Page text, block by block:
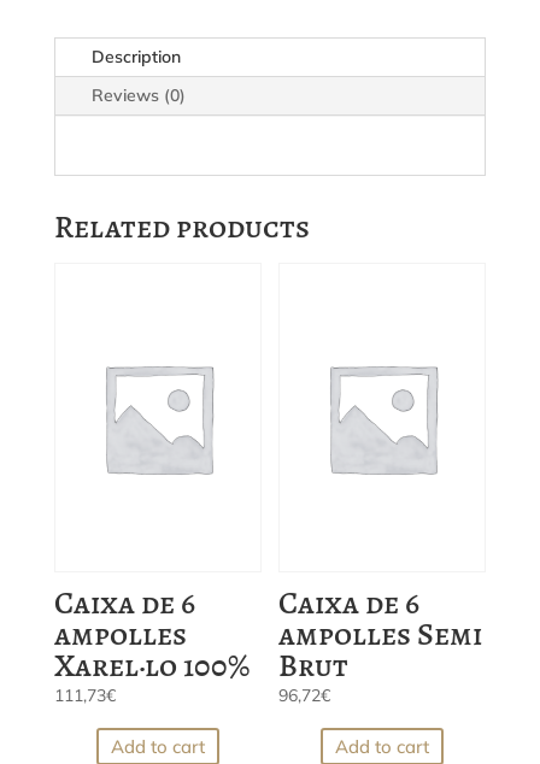
2019
quantityDescription
Reviews (0)
Related products
Caixa de 6
ampolles
Xarel·lo 100%
111,73€
Add to cart
Caixa de 6
ampolles Semi
Brut
96,72€
Add to cart